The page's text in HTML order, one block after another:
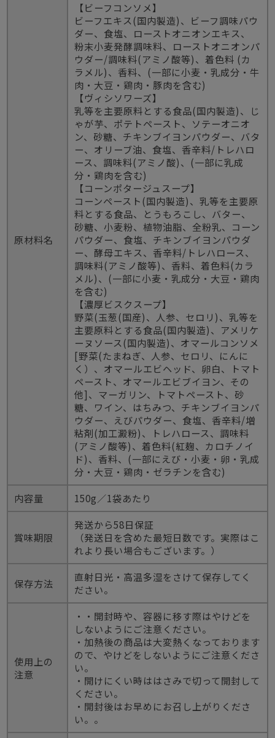
原材料名
【ビーフコンソメ】
ビーフエキス(国内製造)、ビーフ調味パウ
ダー、食塩、ローストオニオンエキス、
粉末小麦発酵調味料、ローストオニオンパ
ウダー/調味料(アミノ酸等)、着色料 (カ
ラメル)、香料、(一部に小麦・乳成分・牛
肉・大豆・鶏肉・豚肉を含む)
【ヴィシソワーズ】
乳等を主要原料とする食品(国内製造)、じ
ゃが芋、ポテトペースト、ソテーオニオ
ン、砂糖、チキンブイヨンパウダー、バタ
ー、オリーブ油、食塩、香辛料/トレハロ
ース、調味料(アミノ酸)、(一部に乳成
分・鶏肉を含む)
【コーンポタージュスープ】
コーンペースト(国内製造)、乳等を主要原
料とする食品、とうもろこし、バター、
砂糖、小麦粉、植物油脂、全粉乳、コーン
パウダー、食塩、チキンブイヨンパウダ
ー、酵母エキス、香辛料/トレハロース、
調味料(アミノ酸等)、香料、着色料(カラ
メル)、(一部に小麦・乳成分・大豆・鶏肉
を含む)
【濃厚ビスクスープ】
野菜(玉葱(国産)、人参、セロリ)、乳等を
主要原料とする食品(国内製造)、アメリケ
ーヌソース(国内製造)、オマールコンソメ
[野菜(たまねぎ、人参、セロリ、にんに
く）、オマールエビヘッド、卵白、トマト
ペースト、オマールエビブイヨン、その
他]、マーガリン、トマトペースト、砂
糖、ワイン、はちみつ、チキンブイヨンパ
ウダー、えびパウダー、食塩、香辛料/増
粘剤(加工澱粉)、トレハロース、調味料
(アミノ酸等)、着色料(紅麹、カロチノイ
ド)、香料、(一部にえび・小麦・卵・乳成
分・大豆・鶏肉・ゼラチンを含む)
内容量
150g／1袋あたり
賞味期限
発送から58日保証
（発送日を含めた最短日数です。実際はこ
れより長い場合もございます。）
保存方法
直射日光・高温多湿をさけて保存してく
ださい。
使用上の
注意
・・開封時や、容器に移す際はやけどを
しないようにご注意ください。
・加熱後の商品は大変熱くなっております
ので、やけどをしないようにご注意くださ
い。
・開けにくい時ははさみで切って開封して
ください。
・開封後はお早めにお召し上がりくださ
い。。